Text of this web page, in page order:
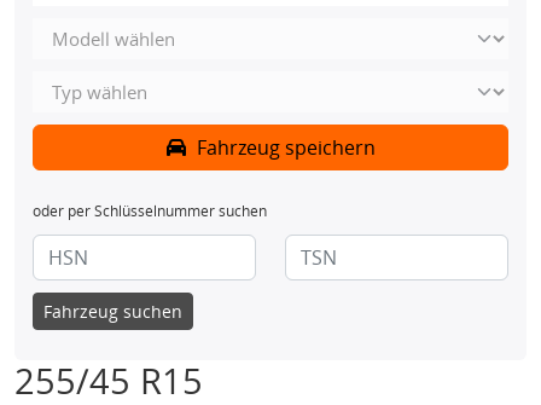
Fahrzeug speichern
oder per Schlüsselnummer suchen
Fahrzeug suchen
255/45 R15